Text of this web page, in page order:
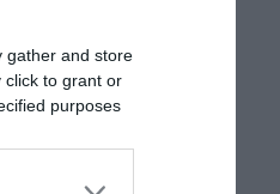
gather and store
click to grant or
purposes